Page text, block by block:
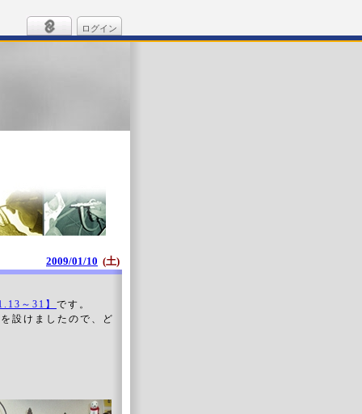
ログイン
2009/01/10 (土)
～31】 です。
設けましたので、ど